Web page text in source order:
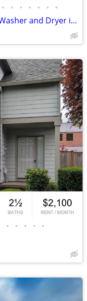
• • • • • • •
Spacious Duplex with Central AC/ Washer and Dryer in unit!!
• • • • •